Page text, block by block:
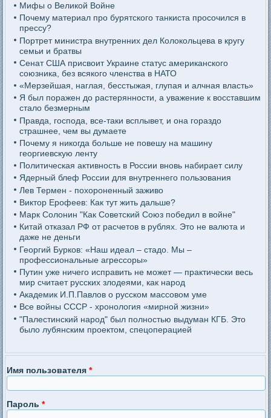
Мифы о Великой Войне
Почему материал про бурятского танкиста просочился в
прессу?
Портрет министра внутренних дел Колокольцева в кругу
семьи и братвы
Сенат США присвоит Украине статус американского
союзника, без всякого членства в НАТО
«Мерзейшая, наглая, бесстыжая, глупая и алчная власть»
Я был поражен до растерянности, а уважение к восставшим
стало безмерным
Правда, господа, все-таки всплывет, и она гораздо
страшнее, чем вы думаете
Почему я никогда больше не повешу на машину
георгиевскую ленту
Политическая активность в России вновь набирает силу
Ядерный блеф России для внутреннего пользования
Лев Термен - похороненный заживо
Виктор Ерофеев: Как тут жить дальше?
Марк Солонин "Как Советский Союз победил в войне"
Китай отказал РФ от расчетов в рублях. Это не валюта и
даже не деньги
Георгий Бурков: «Наш идеал – стадо. Мы –
профессиональные агрессоры»
Путин уже ничего исправить не может — практически весь
мир считает русских злодеями, как народ
Академик И.П.Павлов о русском массовом уме
Все войны СССР - хронология «мирной жизни»
"Палестинский народ" был полностью выдуман КГБ. Это
было лубянским проектом, спецоперацией
Имя пользователя*
Пароль*